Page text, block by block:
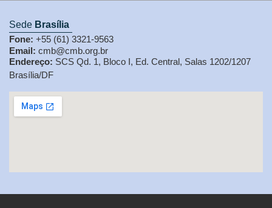
Sede Brasília
Fone: +55 (61) 3321-9563
Email: cmb@cmb.org.br
Endereço: SCS Qd. 1, Bloco I, Ed. Central, Salas 1202/1207
Brasília/DF